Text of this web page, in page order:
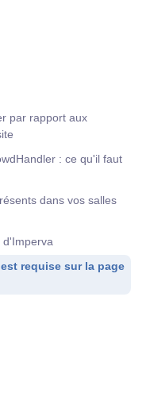
par rapport aux
: ce qu'il faut
dans vos salles
d'Imperva
requise sur la page